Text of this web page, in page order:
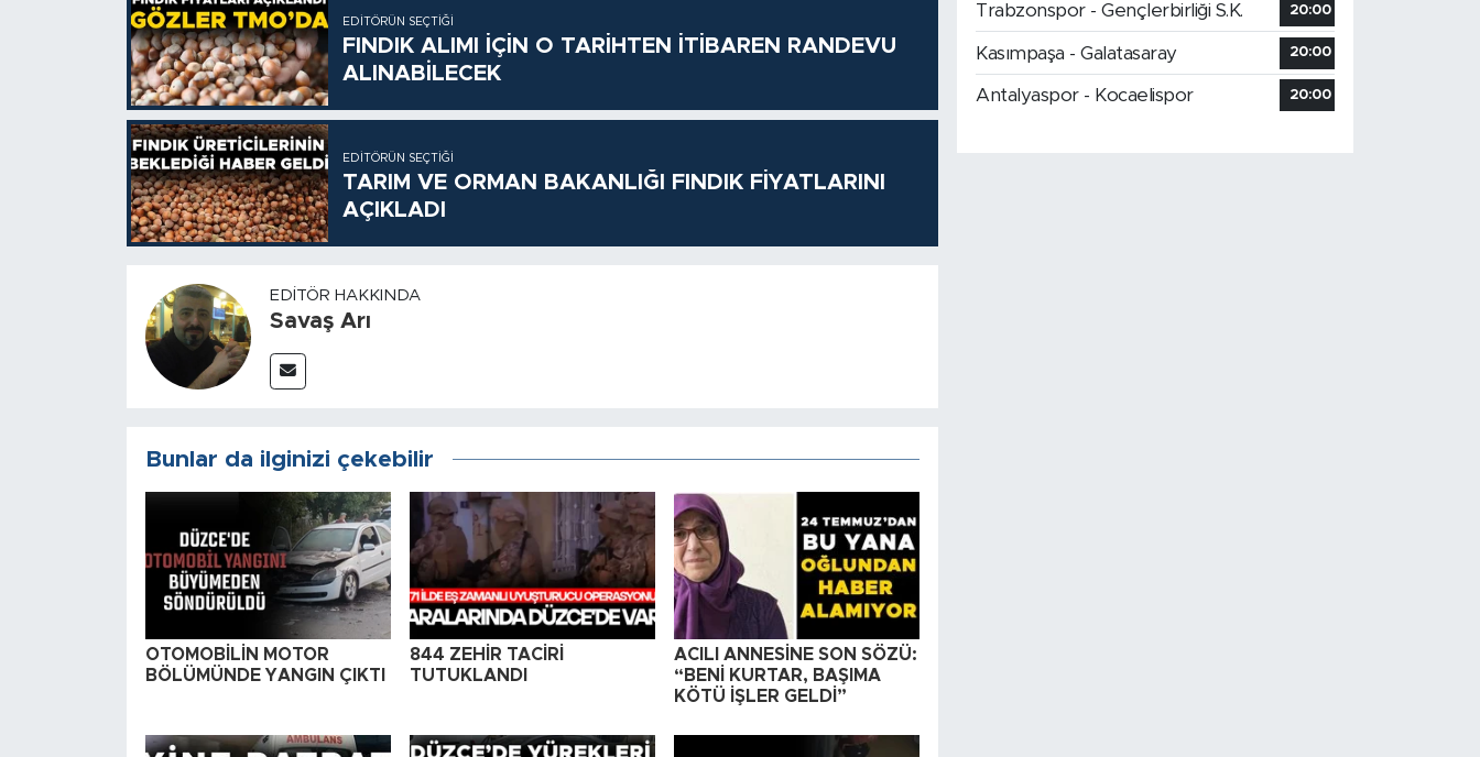
EDITÖRÜN SEÇTIĞI
FINDIK ALIMI İÇİN O TARİHTEN İTİBAREN RANDEVU
ALINABİLECEK
EDITÖRÜN SEÇTIĞI
TARIM VE ORMAN BAKANLIĞI FINDIK FİYATLARINI
AÇIKLADI
EDITÖR HAKKINDA
Savaş Arı
Bunlar da ilginizi çekebilir
OTOMOBİLİN MOTOR
BÖLÜMÜNDE YANGIN ÇIKTI
844 ZEHİR TACİRİ
TUTUKLANDI
ACILI ANNESİNE SON SÖZÜ:
“BENİ KURTAR, BAŞIMA
KÖTÜ İŞLER GELDİ”
Trabzonspor - Gençlerbirliği S.K. 20:00
Kasımpaşa - Galatasaray 20:00
Antalyaspor - Kocaelispor 20:00